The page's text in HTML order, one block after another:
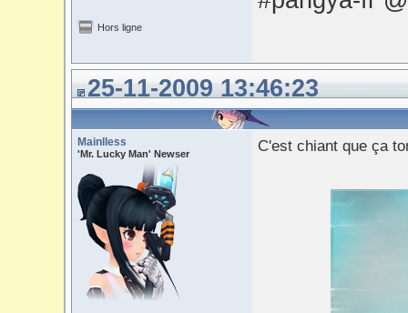
Hors ligne
25-11-2009 13:46:23
Mainlless
'Mr. Lucky Man' Newser C'est chiant que ça